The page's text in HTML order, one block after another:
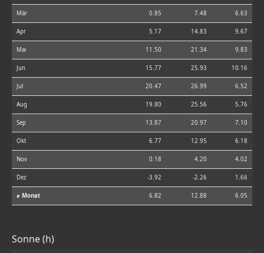
Mär 0.85 7.48 6.63
Apr 5.17 14.83 9.67
Mai 11.50 21.34 9.83
Jun 15.77 25.93 10.16
Jul 20.47 26.99 6.52
Aug 19.80 25.56 5.76
Sep 13.87 20.97 7.10
Okt 6.77 12.95 6.18
Nov 0.18 4.20 4.02
Dez -3.92 -2.26 1.66
⌀ Monat 6.82 12.88 6.05
Sonne (h)